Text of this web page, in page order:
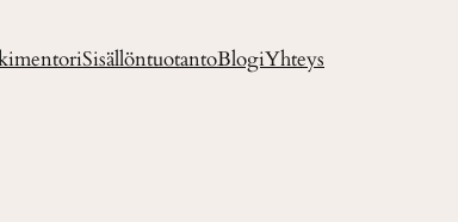
SisällöntuotantoBlogiYhteys